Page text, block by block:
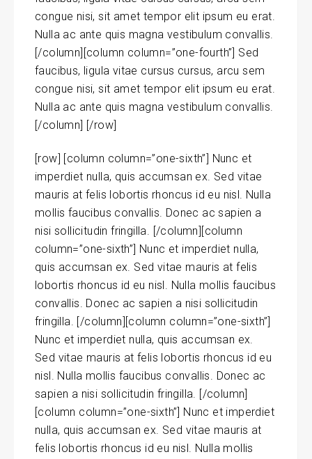
congue nisi, sit amet tempor elit ipsum eu erat.
Nulla ac ante quis magna vestibulum convallis.
[/column][column column=”one-fourth”] Sed
faucibus, ligula vitae cursus cursus, arcu sem
congue nisi, sit amet tempor elit ipsum eu erat.
Nulla ac ante quis magna vestibulum convallis.
[/column] [/row]
[row] [column column=”one-sixth”] Nunc et
imperdiet nulla, quis accumsan ex. Sed vitae
mauris at felis lobortis rhoncus id eu nisl. Nulla
mollis faucibus convallis. Donec ac sapien a
nisi sollicitudin fringilla. [/column][column
column=”one-sixth”] Nunc et imperdiet nulla,
quis accumsan ex. Sed vitae mauris at felis
lobortis rhoncus id eu nisl. Nulla mollis faucibus
convallis. Donec ac sapien a nisi sollicitudin
fringilla. [/column][column column=”one-sixth”]
Nunc et imperdiet nulla, quis accumsan ex.
Sed vitae mauris at felis lobortis rhoncus id eu
nisl. Nulla mollis faucibus convallis. Donec ac
sapien a nisi sollicitudin fringilla. [/column]
[column column=”one-sixth”] Nunc et imperdiet
nulla, quis accumsan ex. Sed vitae mauris at
felis lobortis rhoncus id eu nisl. Nulla mollis